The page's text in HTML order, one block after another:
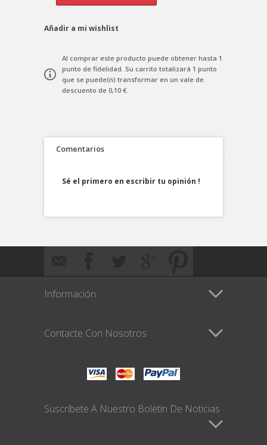
Añadir a mi wishlist
Al comprar este producto puede obtener hasta 1
punto de fidelidad. Su carrito totalizará 1 punto
que se puede(n) transformar en un vale de
descuento de 0,10 €.
Comentarios
Sé el primero en escribir tu opinión !
Información
Contacte Con Nosotros
Suscríbete A Nuestro Boletín De Noticias